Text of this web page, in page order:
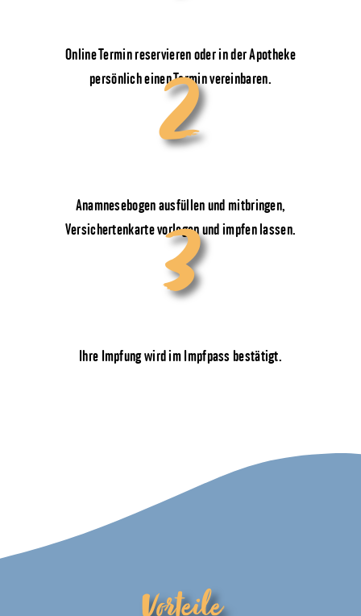
Online Termin reservieren oder in der Apotheke
persönlich einen Termin vereinbaren.
2
Anamnesebogen ausfüllen und mitbringen,
Versichertenkarte vorlegen und impfen lassen.
3
Ihre Impfung wird im Impfpass bestätigt.